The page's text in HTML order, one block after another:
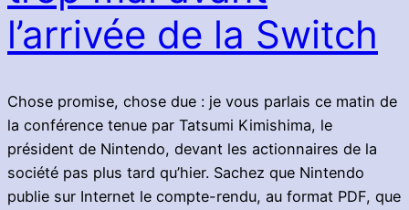
l’arrivée de la Switch
Chose promise, chose due : je vous parlais ce matin de
la conférence tenue par Tatsumi Kimishima, le
président de Nintendo, devant les actionnaires de la
société pas plus tard qu’hier. Sachez que Nintendo
publie sur Internet le compte-rendu, au format PDF, que